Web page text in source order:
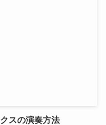
スの演奏方法